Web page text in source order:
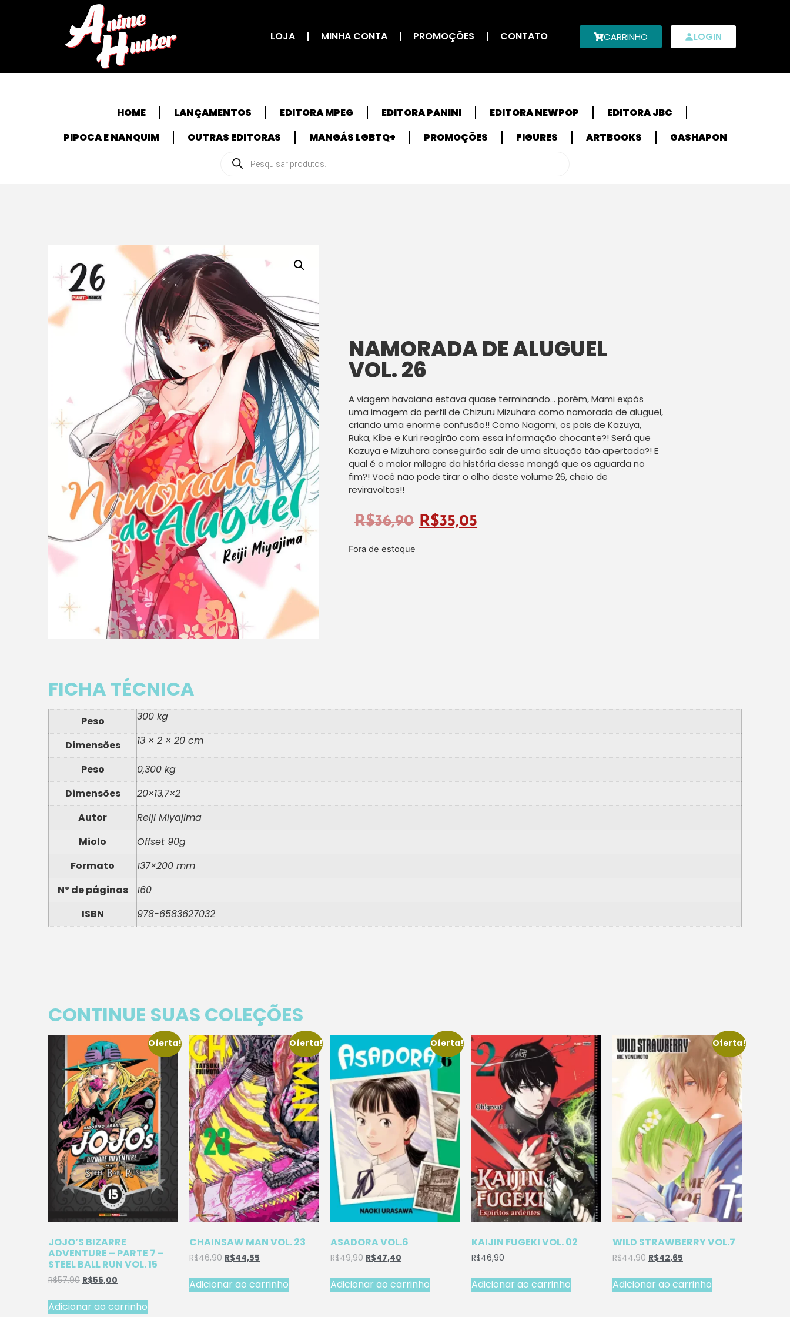
LOJA MINHA CONTA PROMOÇÕES CONTATO CARRINHO LOGIN
HOME LANÇAMENTOS EDITORA MPEG EDITORA PANINI EDITORA NEWPOP
EDITORA JBC
PIPOCA E NANQUIM
OUTRAS EDITORAS MANGÁS LGBTQ+ PROMOÇÕES FIGURES ARTBOOKS GASHAPON
NAMORADA DE ALUGUEL
VOL. 26
A viagem havaiana estava quase terminando… porém, Mami expôs
uma imagem do perfil de Chizuru Mizuhara como namorada de aluguel,
criando uma enorme confusão!! Como Nagomi, os pais de Kazuya,
Ruka, Kibe e Kuri reagirão com essa informação chocante?! Será que
Kazuya e Mizuhara conseguirão sair de uma situação tão apertada?! E
qual é o maior milagre da história desse mangá que os aguarda no
fim?! Você não pode tirar o olho deste volume 26, cheio de
reviravoltas!!
R$36,90 R$35,05
Fora de estoque
FICHA TÉCNICA
Peso 300 kg
Dimensões 13 × 2 × 20 cm
Peso
0,300 kg
Dimensões
20×13,7×2
Autor
Reiji Miyajima
Miolo
Offset 90g
Formato
137×200 mm
Nº de páginas
160
ISBN
978-6583627032
CONTINUE SUAS COLEÇÕES
Oferta!
JOJO’S BIZARRE
ADVENTURE – PARTE 7 –
STEEL BALL RUN VOL. 15
R$57,90 R$55,00
Adicionar ao carrinho
Oferta!
CHAINSAW MAN VOL. 23
R$46,90 R$44,55
Adicionar ao carrinho
Oferta!
ASADORA VOL.6
R$49,90 R$47,40
Adicionar ao carrinho
KAIJIN FUGEKI VOL. 02
R$46,90
Adicionar ao carrinho
Oferta!
WILD STRAWBERRY VOL.7
R$44,90 R$42,65
Adicionar ao carrinho